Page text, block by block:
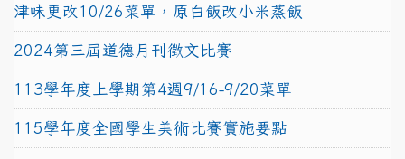
津味更改10/26菜單，原白飯改小米蒸飯
2024第三屆道德月刊徵文比賽
113學年度上學期第4週9/16-9/20菜單
115學年度全國學生美術比賽實施要點